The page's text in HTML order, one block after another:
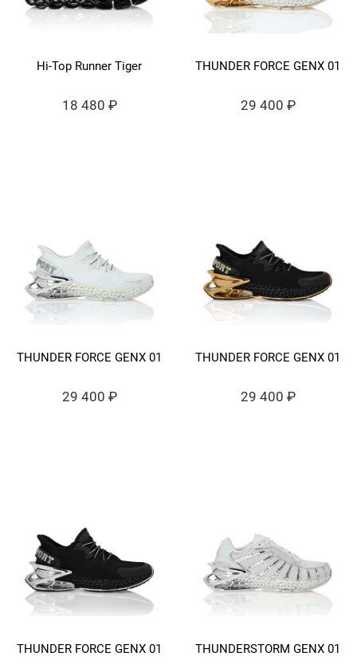
Hi-Top Runner Tiger
18 480 ₽
THUNDER FORCE GENX 01
29 400 ₽
THUNDER FORCE GENX 01
29 400 ₽
THUNDER FORCE GENX 01
29 400 ₽
THUNDER FORCE GENX 01 THUNDERSTORM GENX 01